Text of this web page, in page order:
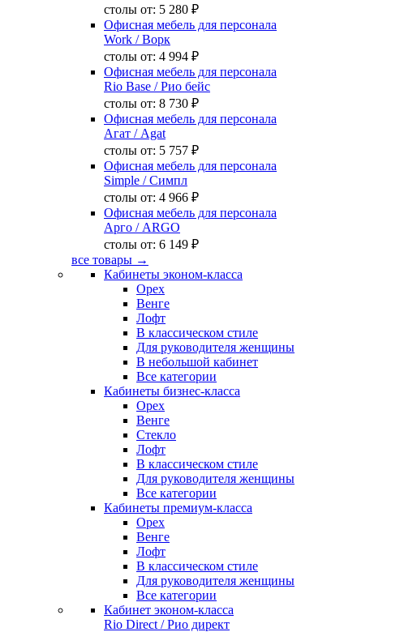
столы от: 5 280 ₽
Офисная мебель для персонала
Work / Ворк
столы от: 4 994 ₽
Офисная мебель для персонала
Rio Base / Рио бейс
столы от: 8 730 ₽
Офисная мебель для персонала
Агат / Agat
столы от: 5 757 ₽
Офисная мебель для персонала
Simple / Симпл
столы от: 4 966 ₽
Офисная мебель для персонала
Арго / ARGO
столы от: 6 149 ₽
все товары →
Кабинеты эконом-класса
Орех
Венге
Лофт
В классическом стиле
Для руководителя женщины
В небольшой кабинет
Все категории
Кабинеты бизнес-класса
Орех
Венге
Стекло
Лофт
В классическом стиле
Для руководителя женщины
Все категории
Кабинеты премиум-класса
Орех
Венге
Лофт
В классическом стиле
Для руководителя женщины
Все категории
Кабинет эконом-класса
Rio Direct / Рио директ